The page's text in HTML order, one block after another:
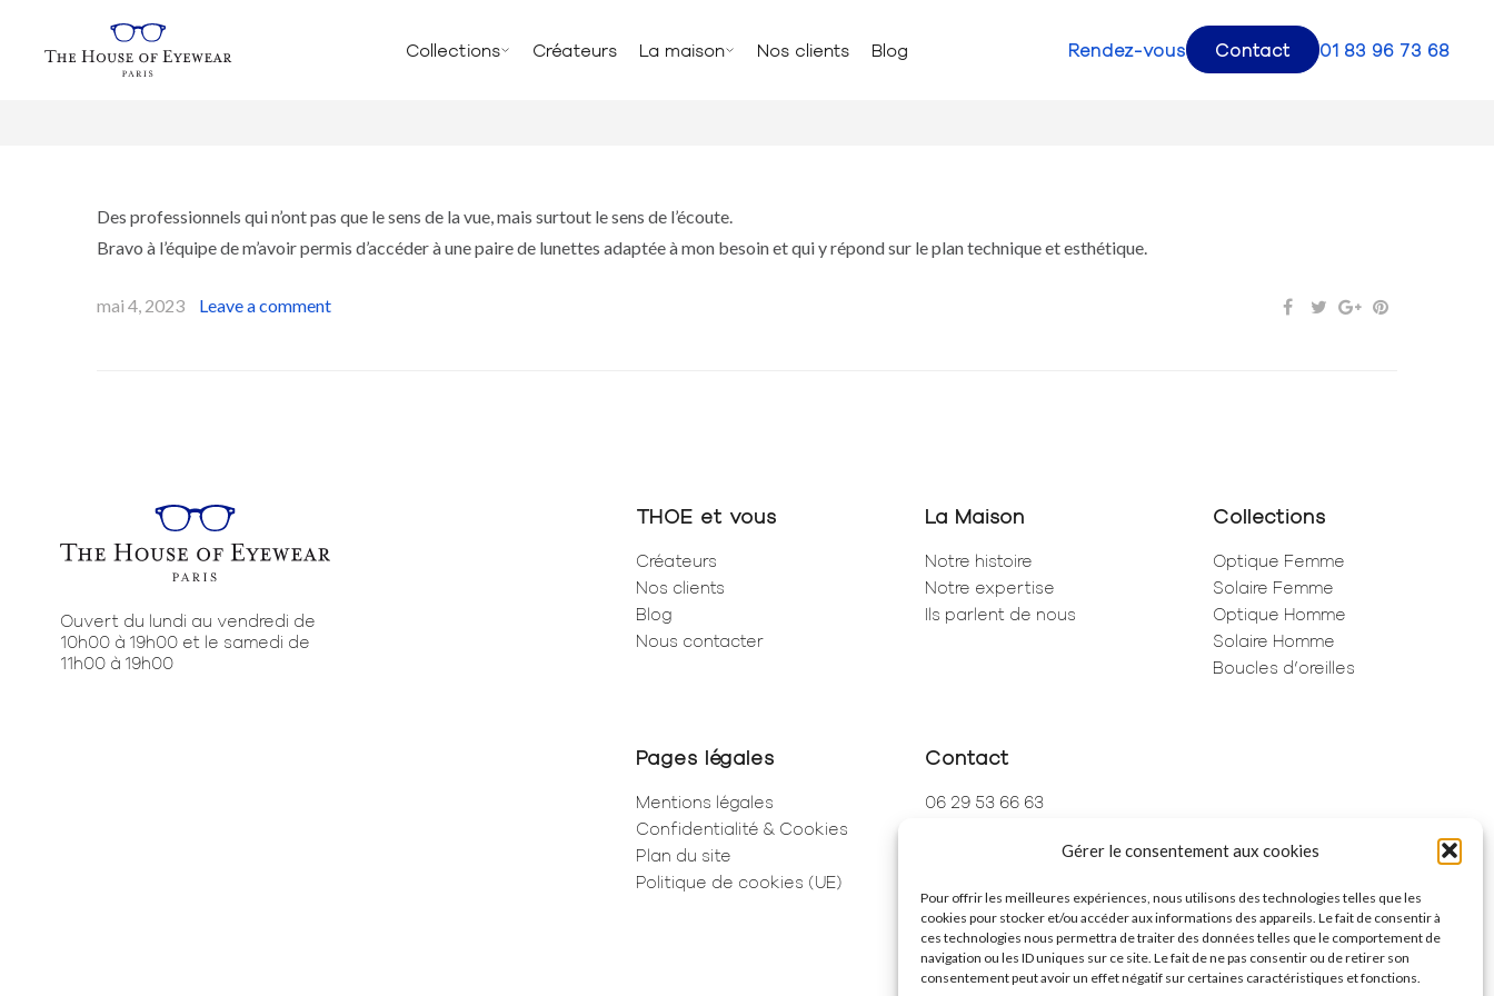
Gérer le consentement aux cookies
Pour offrir les meilleures expériences, nous utilisons des technologies telles que les
cookies pour stocker et/ou accéder aux informations des appareils. Le fait de consentir à
ces technologies nous permettra de traiter des données telles que le comportement de
navigation ou les ID uniques sur ce site. Le fait de ne pas consentir ou de retirer son
consentement peut avoir un effet négatif sur certaines caractéristiques et fonctions.
Collections Créateurs La maison Nos clients Blog Rendez-vous Contact 01 83 96 73 68
Des professionnels qui n’ont pas que le sens de la vue, mais surtout le sens de l’écoute.
Bravo à l’équipe de m’avoir permis d’accéder à une paire de lunettes adaptée à mon besoin et qui y répond sur le plan technique et esthétique.
mai 4, 2023 Leave a comment
Ouvert du lundi au vendredi de
10h00 à 19h00 et le samedi de
11h00 à 19h00
THOE et vous
Créateurs
Nos clients
Blog
Nous contacter
La Maison
Notre histoire
Notre expertise
Ils parlent de nous
Collections
Optique Femme
Solaire Femme
Optique Homme
Solaire Homme
Boucles d’oreilles
Pages légales
Mentions légales
Confidentialité & Cookies
Plan du site
Politique de cookies (UE)
Contact
06 29 53 66 63
250 Rue de Rivoli